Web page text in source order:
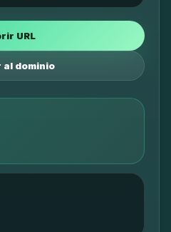
URL
al dominio